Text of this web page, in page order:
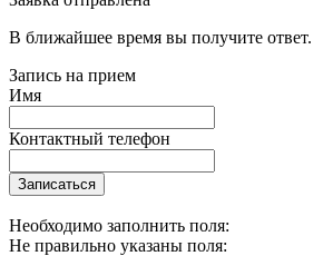
В ближайшее время вы получите ответ.
Запись на прием
Имя
Контактный телефон
Записаться
Необходимо заполнить поля:
Не правильно указаны поля: